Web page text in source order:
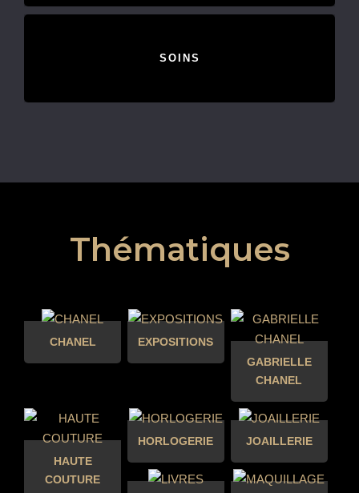
SOINS
Thématiques
CHANEL
EXPOSITIONS
GABRIELLE
CHANEL
HAUTE
COUTURE
HORLOGERIE JOAILLERIE